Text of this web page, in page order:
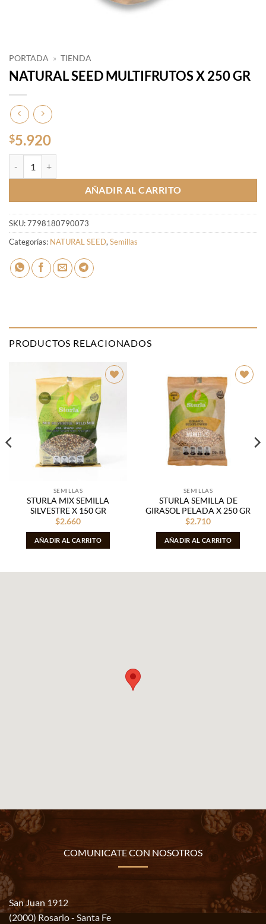
PORTADA » TIENDA
NATURAL SEED MULTIFRUTOS X 250 GR
$5.920
AÑADIR AL CARRITO
SKU:7798180790073
Categorías: NATURAL SEED,Semillas
PRODUCTOS RELACIONADOS
lista de
SEMILLAS
STURLA MIX SEMILLA
SILVESTRE X 150 GR
$2.660
AÑADIR AL CARRITO
SEMILLAS
STURLA SEMILLA DE
GIRASOL PELADA X 250 GR
$2.710
AÑADIR AL CARRITO
COMUNICATE CON NOSOTROS
San Juan 1912
(2000) Rosario - Santa Fe